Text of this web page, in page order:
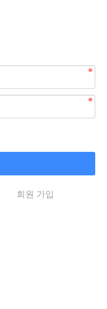
회원 가입